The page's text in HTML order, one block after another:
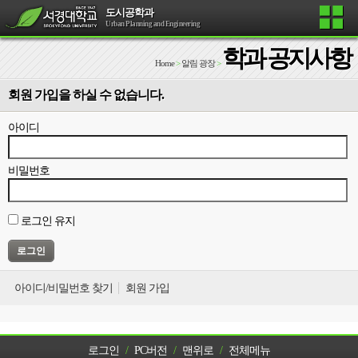
도시공학과
Urban Planning and Engineering
Home> 알림 광장> 학과 공지사항
회원 가입을 하실 수 없습니다.
아이디
비밀번호
로그인 유지
아이디/비밀번호 찾기 회원 가입
로그인 / PC버전 / 맨위로 / 전체메뉴